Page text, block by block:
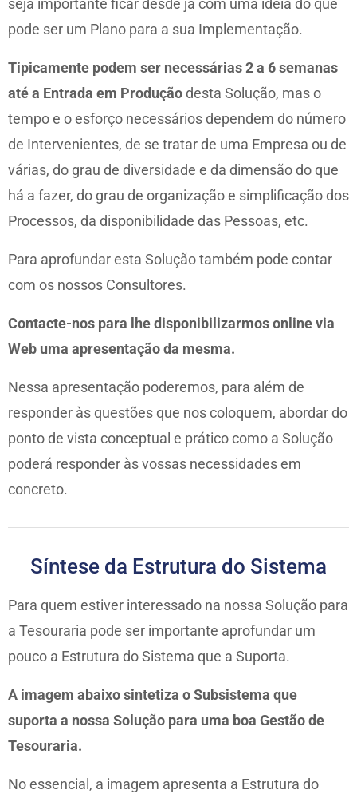
seja importante ficar desde já com uma ideia do que
pode ser um Plano para a sua Implementação.
Tipicamente podem ser necessárias 2 a 6 semanas
até a Entrada em Produção desta Solução, mas o
tempo e o esforço necessários dependem do número
de Intervenientes, de se tratar de uma Empresa ou de
várias, do grau de diversidade e da dimensão do que
há a fazer, do grau de organização e simplificação dos
Processos, da disponibilidade das Pessoas, etc.
Para aprofundar esta Solução também pode contar
com os nossos Consultores.
Contacte-nos para lhe disponibilizarmos online via
Web uma apresentação da mesma.
Nessa apresentação poderemos, para além de
responder às questões que nos coloquem, abordar do
ponto de vista conceptual e prático como a Solução
poderá responder às vossas necessidades em
concreto.
Síntese da Estrutura do Sistema
Para quem estiver interessado na nossa Solução para
a Tesouraria pode ser importante aprofundar um
pouco a Estrutura do Sistema que a Suporta.
A imagem abaixo sintetiza o Subsistema que
suporta a nossa Solução para uma boa Gestão de
Tesouraria.
No essencial, a imagem apresenta a Estrutura do